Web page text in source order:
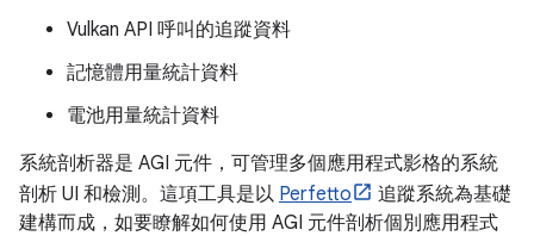
Vulkan API 呼叫的追蹤資料
記憶體用量統計資料
電池用量統計資料
系統剖析器是 AGI 元件，可管理多個應用程式影格的系統
剖析 UI 和檢測。這項工具是以 Perfetto
追蹤系統為基礎
建構而成，如要瞭解如何使用 AGI 元件剖析個別應用程式